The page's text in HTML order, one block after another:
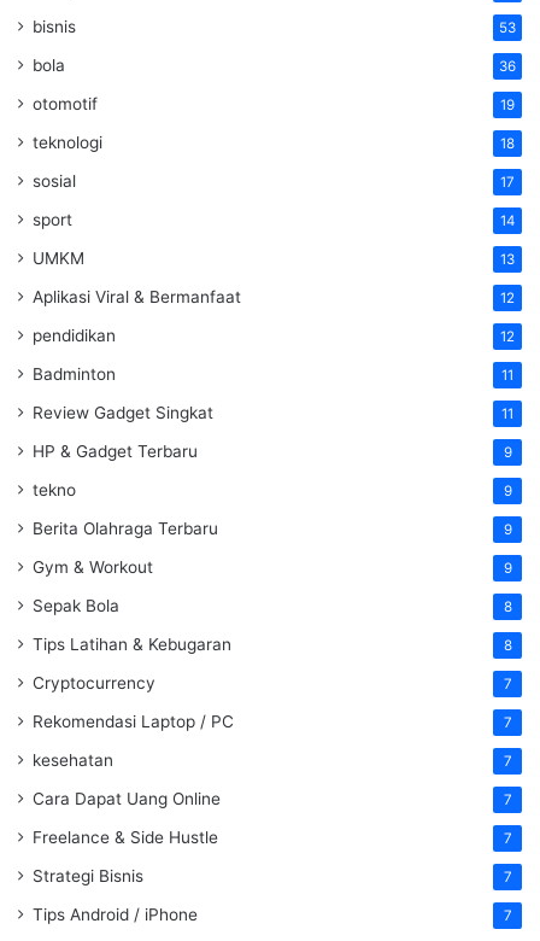
bisnis 53
bola 36
otomotif 19
teknologi 18
sosial 17
sport 14
UMKM 13
Aplikasi Viral & Bermanfaat 12
pendidikan 12
Badminton 11
Review Gadget Singkat 11
HP & Gadget Terbaru 9
tekno 9
Berita Olahraga Terbaru 9
Gym & Workout 9
Sepak Bola 8
Tips Latihan & Kebugaran 8
Cryptocurrency 7
Rekomendasi Laptop / PC 7
kesehatan 7
Cara Dapat Uang Online 7
Freelance & Side Hustle 7
Strategi Bisnis 7
Tips Android / iPhone 7